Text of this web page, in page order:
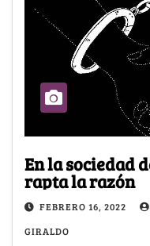
En la sociedad
rapta la razón
FEBRERO 16, 2022
GIRALDO